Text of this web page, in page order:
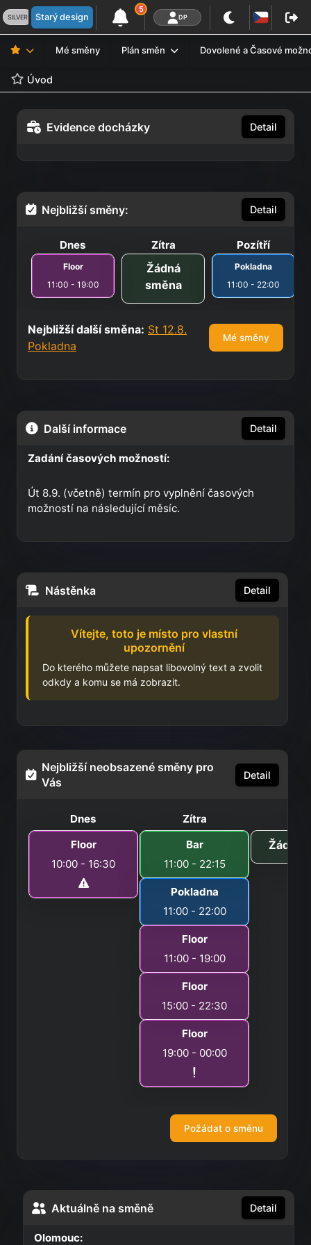
SILVER Starý design
5
DP
Mé směny Plán směn Dovolené a Časové
Úvod
Evidence docházky Detail
Nejbližší směny: Detail
Dnes
Floor
11:00 - 19:00
Zítra
Žádná
směna
Pozítří
Pokladna
11:00 - 22:00
Nejbližší další směna: St 12.8.
Pokladna
Mé směny
Další informace Detail
Zadání časových možností:
Út 8.9. (včetně) termín pro vyplnění časových
možností na následující měsíc.
Nástěnka Detail
Vítejte, toto je místo pro vlastní
upozornění
Do kterého můžete napsat libovolný text a zvolit
odkdy a komu se má zobrazit.
Nejbližší neobsazené směny pro
Vás
Detail
Dnes
Floor
10:00 - 16:30
Zítra
Bar
11:00 - 22:15
Pokladna
11:00 - 22:00
Floor
11:00 - 19:00
Floor
15:00 - 22:30
Floor
19:00 - 00:00
Žádná
Požádat o směnu
Aktuálně na směně Detail
Olomouc: